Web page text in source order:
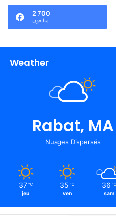
2 700
متابعون
Weather
Rabat, MA
Nuages Dispersés
37 ℃
jeu
35 ℃
ven
36 ℃
sam